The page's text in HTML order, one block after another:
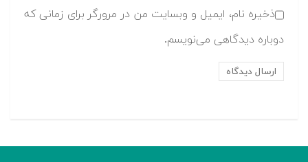
ذخیره نام، ایمیل و وبسایت من در مرورگر برای زمانی که
دوباره دیدگاهی می‌نویسم.